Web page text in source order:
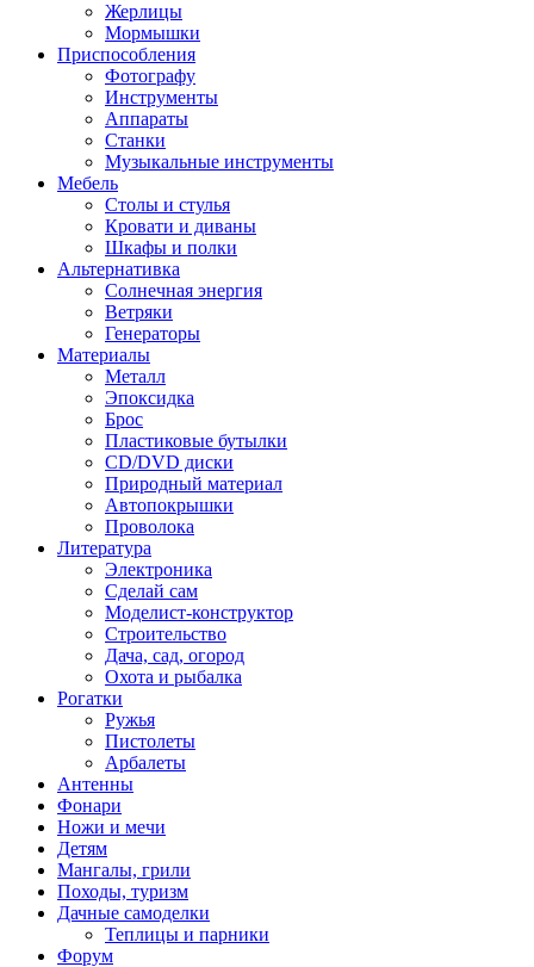
Жерлицы
Мормышки
Приспособления
Фотографу
Инструменты
Аппараты
Станки
Музыкальные инструменты
Мебель
Столы и стулья
Кровати и диваны
Шкафы и полки
Альтернативка
Солнечная энергия
Ветряки
Генераторы
Материалы
Металл
Эпоксидка
Брос
Пластиковые бутылки
CD/DVD диски
Природный материал
Автопокрышки
Проволока
Литература
Электроника
Сделай сам
Моделист-конструктор
Строительство
Дача, сад, огород
Охота и рыбалка
Рогатки
Ружья
Пистолеты
Арбалеты
Антенны
Фонари
Ножи и мечи
Детям
Мангалы, грили
Походы, туризм
Дачные самоделки
Теплицы и парники
Форум